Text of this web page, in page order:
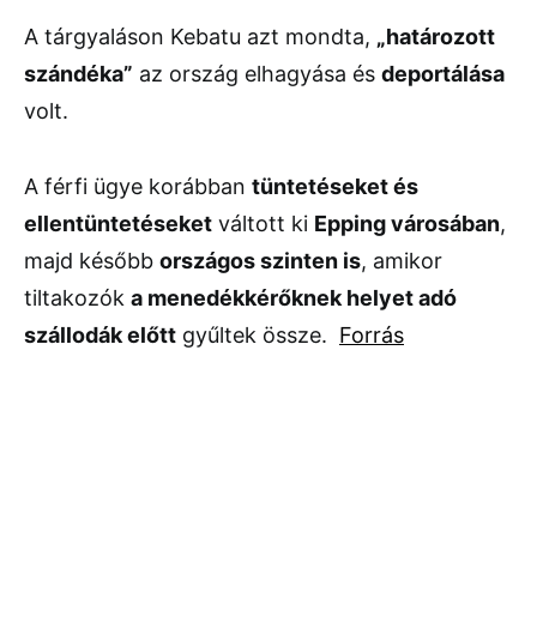
A tárgyaláson Kebatu azt mondta, „határozott
szándéka” az ország elhagyása és deportálása
volt.
A férfi ügye korábban tüntetéseket és
ellentüntetéseket váltott ki Epping városában,
majd később országos szinten is, amikor
tiltakozók a menedékkérőknek helyet adó
szállodák előtt gyűltek össze. Forrás